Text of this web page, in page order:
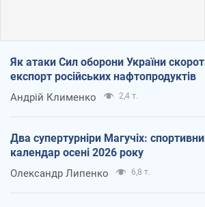
Як атаки Сил оборони України
експорт російських нафтопродуктів
Андрій Клименко 2,4 т.
Два супертурніри Магучіх:
календар осені 2026 року
Олександр Липенко 6,8 т.